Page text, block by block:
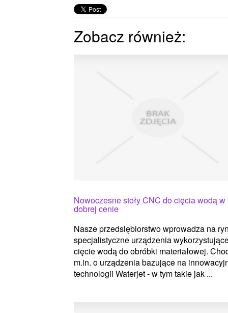
Zobacz również:
Nowoczesne stoły CNC do cięcia wodą w
dobrej cenie
Nasze przedsiębiorstwo wprowadza na
specjalistyczne urządzenia
cięcie wodą do obróbki materiałowej.
m.in. o urządzenia bazujące na
technologii Waterjet - w tym takie jak ...